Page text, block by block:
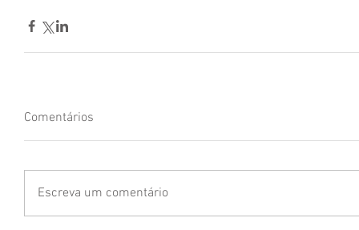
Comentários
Escreva um comentário